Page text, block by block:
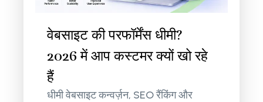
वेबसाइट की परफॉर्मेंस धीमी?
2026 में आप कस्टमर क्यों खो रहे
हैं
धीमी वेबसाइट कन्वर्ज़न, SEO रैंकिंग और